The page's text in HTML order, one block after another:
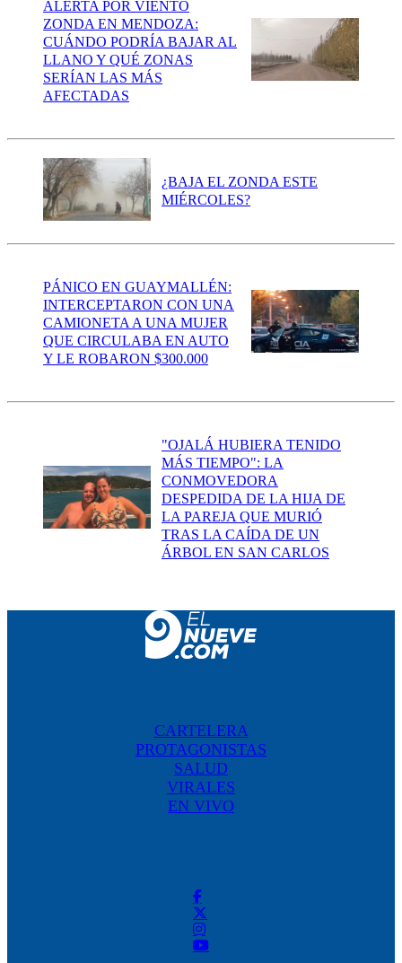
ALERTA POR VIENTO
ZONDA EN MENDOZA:
CUÁNDO PODRÍA BAJAR AL
LLANO Y QUÉ ZONAS
SERÍAN LAS MÁS
AFECTADAS
¿BAJA EL ZONDA ESTE
MIÉRCOLES?
PÁNICO EN GUAYMALLÉN:
INTERCEPTARON CON UNA
CAMIONETA A UNA MUJER
QUE CIRCULABA EN AUTO
Y LE ROBARON $300.000
"OJALÁ HUBIERA TENIDO
MÁS TIEMPO": LA
CONMOVEDORA
DESPEDIDA DE LA HIJA DE
LA PAREJA QUE MURIÓ
TRAS LA CAÍDA DE UN
ÁRBOL EN SAN CARLOS
CARTELERA
PROTAGONISTAS
SALUD
VIRALES
EN VIVO